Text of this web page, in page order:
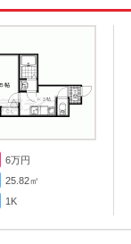
6万円
25.82㎡
1K